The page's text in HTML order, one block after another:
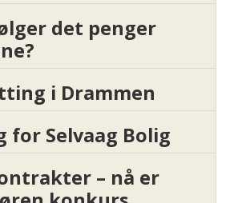
det penger
i Drammen
for Selvaag Bolig
– nå er